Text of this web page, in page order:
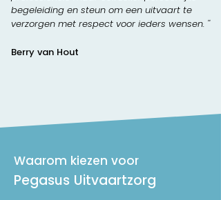
begeleiding en steun om een uitvaart te
verzorgen met respect voor ieders wensen. ''
Berry van Hout
Waarom kiezen voor
Pegasus Uitvaartzorg